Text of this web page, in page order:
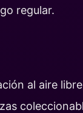
regular.
al aire